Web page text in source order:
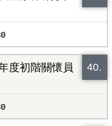
40.
度初階關懷員